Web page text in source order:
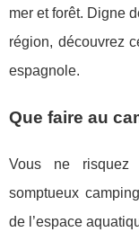
mer et forêt. Digne
région, découvrez
espagnole.
Que faire au
Vous ne
somptueux
de l’espace